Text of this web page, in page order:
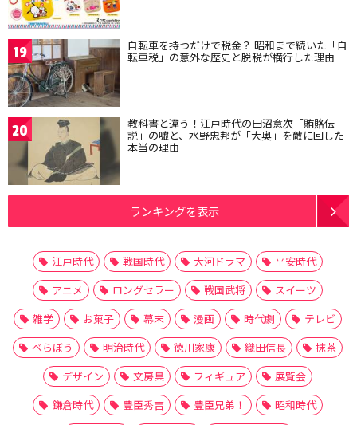
19 自転車を持つだけで税金？ 昭和まで続いた「自
転車税」の意外な歴史と脱税が横行した理由
20 教科書と違う！江戸時代の田沼意次「賄賂伝
説」の嘘と、水野忠邦が「大奥」を敵に回した
本当の理由
ランキングを表示
江戸時代 戦国時代 大河ドラマ
平安時代
アニメ
ロングセラー 戦国武将
スイーツ
雑学
お菓子 幕末 漫画 時代劇
テレビ
べらぼう
明治時代 徳川家康 織田信長
抹茶
デザイン
文房具 フィギュア
展覧会
鎌倉時代
豊臣秀吉 豊臣兄弟！
昭和時代